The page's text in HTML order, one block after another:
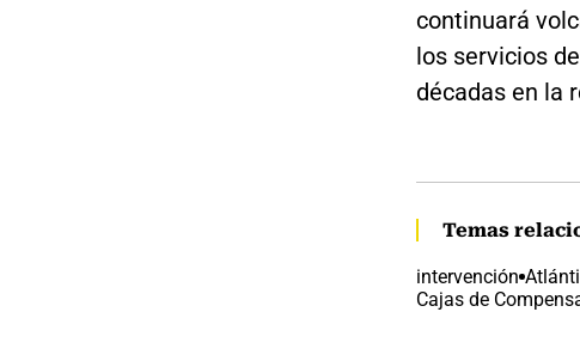
continuará
los servicios
décadas en la
Temas
intervención
Cajas de